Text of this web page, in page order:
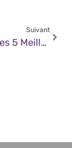
Suivant
JDN – Les 5 Meilleures Techniques Pour Des Prompts Efficaces